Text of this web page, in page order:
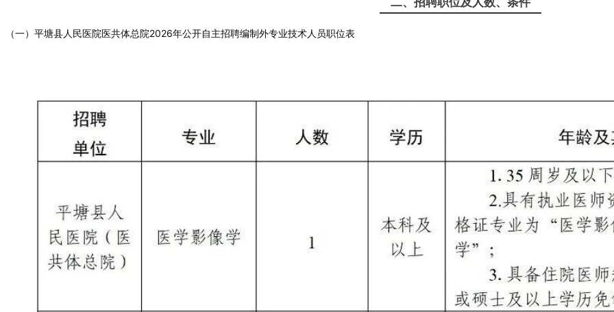
（一）平塘县人民医院医共体总院2026年公开自主招聘编制外专业技术人员职位表